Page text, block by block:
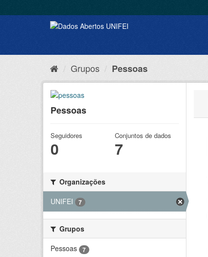
Grupos Pessoas
Pessoas
Seguidores
0
Conjuntos de dados
7
Organizações
UNIFEI
7
Grupos
Pessoas
7